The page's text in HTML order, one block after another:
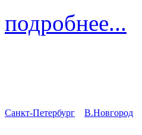
подробнее...
Санкт-Петербург В.Новгород